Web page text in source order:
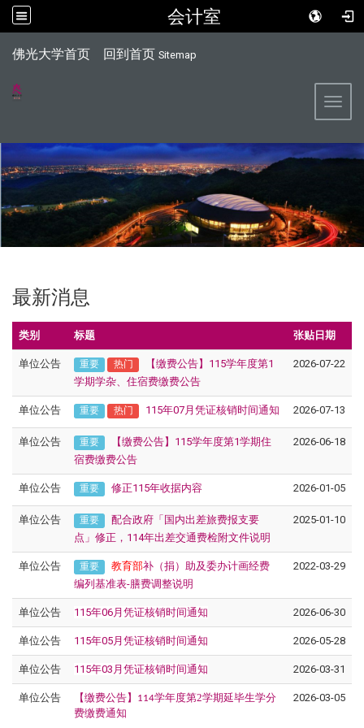
会计室
佛光大学首页 回到首页 Sitemap
最新消息
类别 标题 张贴日期
单位公告 重要 热门
【缴费公告】115学年度第1
学期学杂、住宿费缴费公告
2026-07-22
单位公告 重要 热门 115年07月凭证核销时间通知 2026-07-13
单位公告 重要
【缴费公告】115学年度第1学期住
宿费缴费公告
2026-06-18
单位公告 重要 修正115年收据内容 2026-01-05
单位公告 重要
配合政府「国内出差旅费报支要
点」修正，114年出差交通费检附文件说明
2025-01-10
单位公告 重要 教育部补（捐）助及委办计画经费
编列基准表-膳费调整说明
2022-03-29
单位公告 115年06月凭证核销时间通知 2026-06-30
单位公告 115年05月凭证核销时间通知 2026-05-28
单位公告 115年03月凭证核销时间通知 2026-03-31
单位公告 【缴费公告】 114学年度第2学期延毕生学分
费缴费通知
2026-03-05